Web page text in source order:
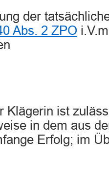
der
Abs. 2 ZPO
Klägerin ist
in dem aus
Erfolg; im